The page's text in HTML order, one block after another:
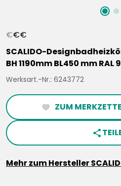
€€€
SCALIDO-
BH 1190mm BL450 mm RAL
Werksart.-Nr.: 6243772
heartFilled ZUM
share
Mehr zum Hersteller